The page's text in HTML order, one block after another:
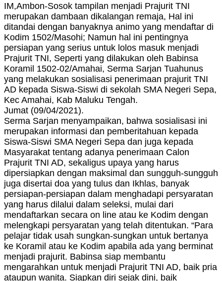
IM,Ambon-Sosok tampilan menjadi Prajurit TNI
merupakan dambaan dikalangan remaja, Hal ini
ditandai dengan banyaknya animo yang mendaftar di
Kodim 1502/Masohi; Namun hal ini pentingnya
persiapan yang serius untuk lolos masuk menjadi
Prajurit TNI, Seperti yang dilakukan oleh Babinsa
Koramil 1502-02/Amahai, Serma Sarjan Tuahunus
yang melakukan sosialisasi penerimaan prajurit TNI
AD kepada Siswa-Siswi di sekolah SMA Negeri Sepa,
Kec Amahai, Kab Maluku Tengah.
Jumat (09/04/2021).
Serma Sarjan menyampaikan, bahwa sosialisasi ini
merupakan informasi dan pemberitahuan kepada
Siswa-Siswi SMA Negeri Sepa dan juga kepada
Masyarakat tentang adanya penerimaan Calon
Prajurit TNI AD, sekaligus upaya yang harus
dipersiapkan dengan maksimal dan sungguh-sungguh
juga disertai doa yang tulus dan Ikhlas, banyak
persiapan-persiapan dalam menghadapi persyaratan
yang harus dilalui dalam seleksi, mulai dari
mendaftarkan secara on line atau ke Kodim dengan
melengkapi persyaratan yang telah ditentukan. “Para
pelajar tidak usah sungkan-sungkan untuk bertanya
ke Koramil atau ke Kodim apabila ada yang berminat
menjadi prajurit. Babinsa siap membantu
mengarahkan untuk menjadi Prajurit TNI AD, baik pria
ataupun wanita. Siapkan diri sejak dini, baik